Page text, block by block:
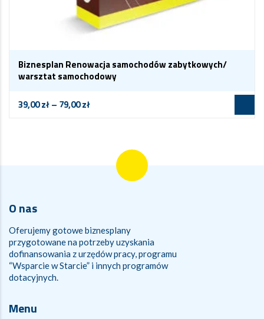
Biznesplan Renowacja samochodów zabytkowych/
warsztat samochodowy
39,00zł– 79,00zł
O nas
Oferujemy gotowe biznesplany
przygotowane na potrzeby uzyskania
dofinansowania z urzędów pracy, programu
“Wsparcie w Starcie” i innych programów
dotacyjnych.
Menu